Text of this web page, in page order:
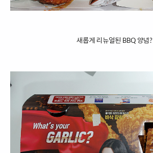
새롭게 리뉴얼된 BBQ 양념?